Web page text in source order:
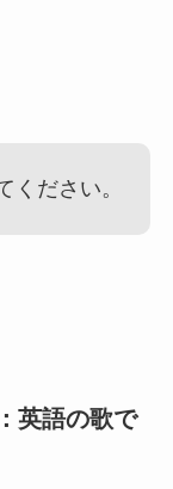
ください。
英語の歌で